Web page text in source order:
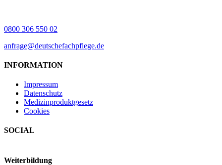
0800 306 550 02
anfrage@deutschefachpflege.de
INFORMATION
Impressum
Datenschutz
Medizinproduktgesetz
Cookies
SOCIAL
Weiterbildung